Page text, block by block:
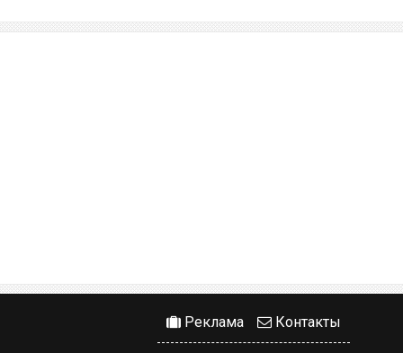
Реклама Контакты